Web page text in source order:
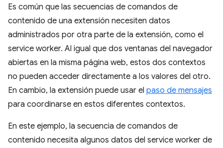
Es común que las secuencias de comandos de
contenido de una extensión necesiten datos
administrados por otra parte de la extensión, como el
service worker. Al igual que dos ventanas del navegador
abiertas en la misma página web, estos dos contextos
no pueden acceder directamente a los valores del otro.
En cambio, la extensión puede usar el paso de mensajes
para coordinarse en estos diferentes contextos.
En este ejemplo, la secuencia de comandos de
contenido necesita algunos datos del service worker de